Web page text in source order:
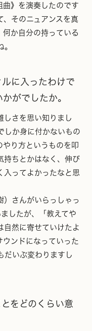
曲》を演奏したのです
、そのニュアンスを真
何か自分の持っている
に入ったわけで
がでしたか。
さを思い知りまし
しか身に付かないもの
やり方というものを叩
持ちとかはなく、伸び
入ってよかったなと思
）さんがいらっしゃっ
したが、「教えてや
自然に寄せていけたよ
ウンドになっていった
だいぶ変わりますし
をどのくらい意